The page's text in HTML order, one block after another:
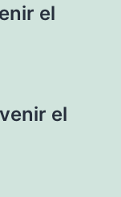
el
el